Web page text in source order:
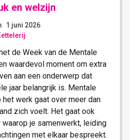
en welzijn
1 juni 2026
de Week van de Mentale
waardevol moment om extra
aan een onderwerp dat
jaar belangrijk is. Mentale
werk gaat over meer dan
zich voelt. Het gaat ook
waarop je samenwerkt, leiding
met elkaar bespreekt.